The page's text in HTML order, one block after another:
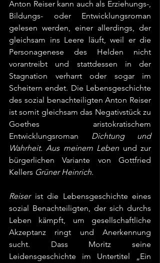
Anton Reiser kann auch als Erziehungs-,
Bildungs- oder Entwicklungsroman
gelesen werden, einer allerdings, der
gleichsam ins Leere läuft, weil er die
Personagenese des Helden nicht
vorantreibt und stattdessen in der
Stagnation verharrt oder sogar im
Scheitern endet. Die Lebensgeschichte
des sozial benachteiligten Anton Reiser
ist somit gleichsam das Negativstück zu
Goethes aristokratischem
Entwicklungsroman Dichtung und
Wahrheit. Aus meinem Leben und zur
bürgerlichen Variante von Gottfried
Kellers Grüner Heinrich.
Reiser ist die Lebensgeschichte eines
sozial Benachteiligten, der sich durchs
Leben kämpft, um gesellschaftliche
Akzeptanz ringt und Anerkennung
sucht. Dass Moritz seine
Leidensgeschichte im Untertitel „Ein